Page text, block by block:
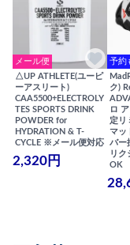
メール便
△UP ATHLETE(ユーピ
ーアスリート)
CAA5500+ELECTROLY
TES SPORTS DRINK
POWDER for
HYDRATION & T-
CYCLE ※メール便対応
2,320円
予約
ク)
ロ
定リ
マッ
バー
リ
OK